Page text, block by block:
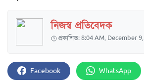
নিজস্ব প্রতিবেদক
প্রকাশিত: 8:04 AM, December
Facebook WhatsApp